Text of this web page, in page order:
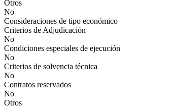
Otros
No
Consideraciones de tipo económico
Criterios de Adjudicación
No
Condiciones especiales de ejecución
No
Criterios de solvencia técnica
No
Contratos reservados
No
Otros